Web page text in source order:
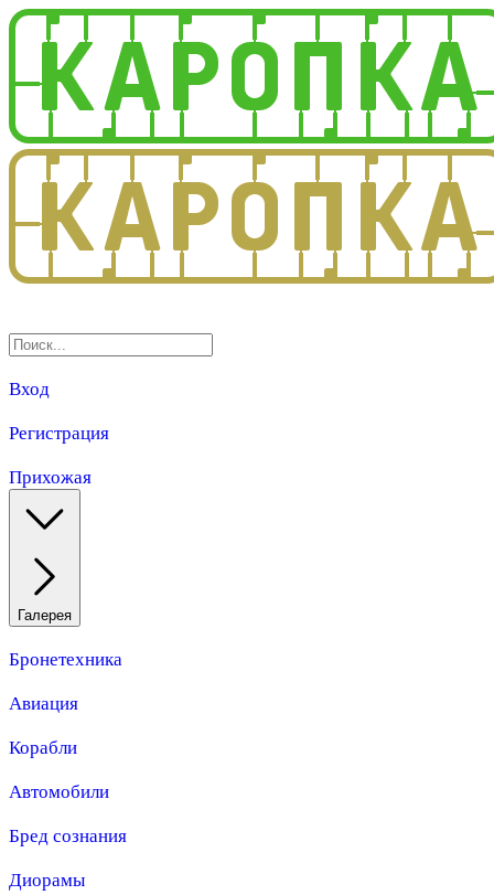
Вход
Регистрация
Прихожая
Галерея
Бронетехника
Авиация
Корабли
Автомобили
Бред сознания
Диорамы